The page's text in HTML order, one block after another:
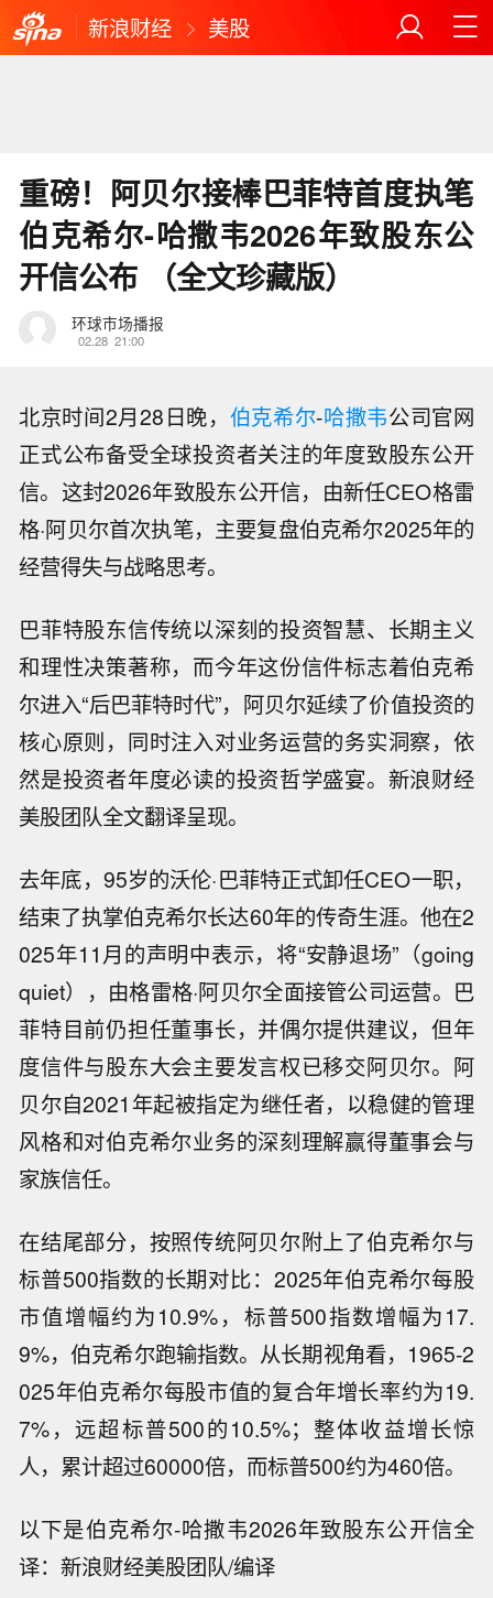
新浪财经 美股
重磅！阿贝尔接棒巴菲特首度执笔
伯克希尔-哈撒韦2026年致股东公
开信公布 （全文珍藏版）
环球市场播报
02.28 21:00
北京时间2月28日晚， 伯克希尔-哈撒韦公司官网
正式公布备受全球投资者关注的年度致股东公开
信。这封2026年致股东公开信，由新任CEO格雷
格·阿贝尔首次执笔，主要复盘伯克希尔2025年的
经营得失与战略思考。
巴菲特股东信传统以深刻的投资智慧、长期主义
和理性决策著称，而今年这份信件标志着伯克希
尔进入“后巴菲特时代”，阿贝尔延续了价值投资的
核心原则，同时注入对业务运营的务实洞察，依
然是投资者年度必读的投资哲学盛宴。新浪财经
美股团队全文翻译呈现。
去年底，95岁的沃伦·巴菲特正式卸任CEO一职，
结束了执掌伯克希尔长达60年的传奇生涯。他在2
025年11月的声明中表示，将“安静退场”（going
quiet），由格雷格·阿贝尔全面接管公司运营。巴
菲特目前仍担任董事长，并偶尔提供建议，但年
度信件与股东大会主要发言权已移交阿贝尔。阿
贝尔自2021年起被指定为继任者，以稳健的管理
风格和对伯克希尔业务的深刻理解赢得董事会与
家族信任。
在结尾部分，按照传统阿贝尔附上了伯克希尔与
标普500指数的长期对比：2025年伯克希尔每股
市值增幅约为10.9%，标普500指数增幅为17.
9%，伯克希尔跑输指数。从长期视角看，1965-2
025年伯克希尔每股市值的复合年增长率约为19.
7%，远超标普500的10.5%；整体收益增长惊
人，累计超过60000倍，而标普500约为460倍。
以下是伯克希尔-哈撒韦2026年致股东公开信全
译：新浪财经美股团队/编译